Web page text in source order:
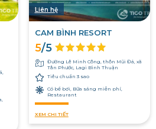
Liên hệ
CAM BÌNH RESORT
5/5
Đường Lê Minh Công, thôn Mũi Đá, xã
Tân Phước, Lagi Bình Thuận
Tiêu chuẩn 3 sao
Có bể bơi, Bữa sáng miễn phí,
Restaurant
XEM CHI TIẾT